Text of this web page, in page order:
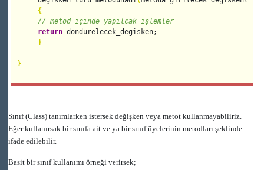
{
// metod içinde yapılcak işlemler
return dondurelecek_degisken;
}
}
Sınıf (Class) tanımlarken istersek değişken veya metot kullanmayabiliriz.
Eğer kullanırsak bir sınıfa ait ve ya bir sınıf üyelerinin metodları şeklinde
ifade edilebilir.
Basit bir sınıf kullanımı örneği verirsek;